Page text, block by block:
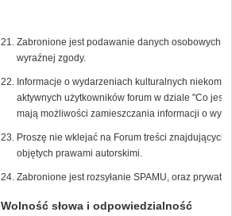
Zabronione jest podawanie danych osobowych
wyraźnej zgody.
Informacje o wydarzeniach kulturalnych
aktywnych użytkowników forum w dziale "Co
mają możliwości zamieszczania informacji o
Proszę nie wklejać na Forum treści
objętych prawami autorskimi.
Zabronione jest rozsyłanie SPAMU, oraz
Wolność słowa i odpowiedzialność